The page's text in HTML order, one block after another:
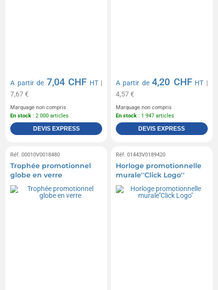
A partir de 7,04 CHF HT|
7,67 €
Marquage non compris
En stock : 2 000 articles
DEVIS EXPRESS
A partir de4,20 CHF HT |
4,57 €
Marquage non compris
En stock : 1 947 articles
DEVIS EXPRESS
Réf. 00010V0018480
Trophée promotionnel
globe en verre
Réf. 01443V0189420
Horloge promotionnelle
murale''Click Logo''